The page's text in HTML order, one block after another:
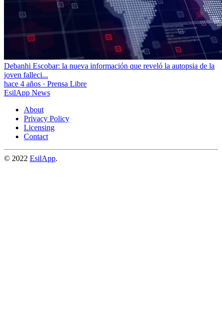
Debanhi Escobar: la nueva información que reveló la autopsia de la
joven falleci...
hace 4 años · Prensa Libre
EsilApp News
About
Privacy Policy
Licensing
Contact
© 2022 EsilApp.